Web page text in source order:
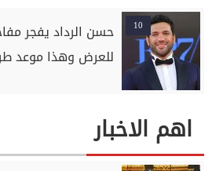
10
حسن الرداد يفجر
للعرض وهذا موعد
اهم الاخبار